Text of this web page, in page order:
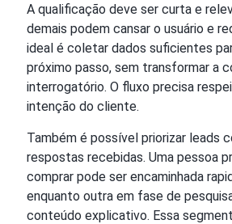
A qualificação deve ser curta e
demais podem cansar o usuário e
ideal é coletar dados suficientes
próximo passo, sem transformar a
interrogatório. O fluxo precisa
intenção do cliente.
Também é possível priorizar leads
respostas recebidas. Uma pessoa
comprar pode ser encaminhada
enquanto outra em fase de
conteúdo explicativo. Essa